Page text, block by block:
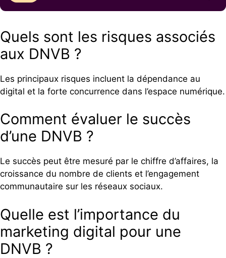
Quels sont les risques associés
aux DNVB ?
Les principaux risques incluent la dépendance au
digital et la forte concurrence dans l’espace numérique.
Comment évaluer le succès
d’une DNVB ?
Le succès peut être mesuré par le chiffre d’affaires, la
croissance du nombre de clients et l’engagement
communautaire sur les réseaux sociaux.
Quelle est l’importance du
marketing digital pour une
DNVB ?